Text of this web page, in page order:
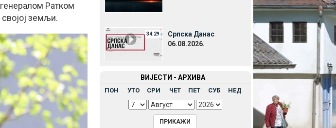
Ратком
земљи.
34:29
Српска Данас
06.08.2026.
ВИЈЕСТИ - АРХИВА
ПОН УТО СРИ ЧЕТ ПЕТ СУБ НЕД